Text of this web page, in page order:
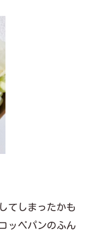
てしまったかも
ッペパンのふん